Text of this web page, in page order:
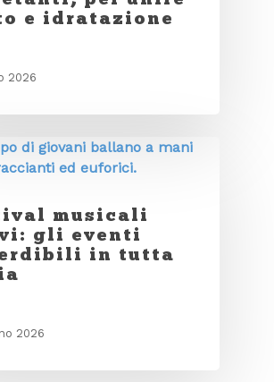
e idratazione
2026
musicali
gli eventi
in tutta
2026